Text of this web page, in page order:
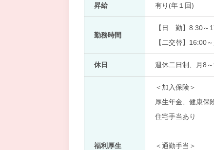
昇給 有り(年１回)
勤務時間
【日 勤】8:30～
【二交替】16:00
休日 週休二日制、月8
福利厚生
＜加入保険＞
厚生年金、健康保
住宅手当あり
＜通勤手当＞